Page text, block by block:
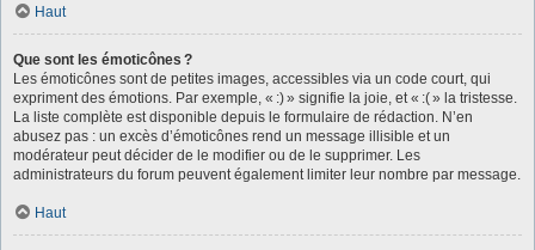
Haut
Que sont les émoticônes ?
Les émoticônes sont de petites images, accessibles via un code court, qui
expriment des émotions. Par exemple, « :) » signifie la joie, et « :( » la tristesse.
La liste complète est disponible depuis le formulaire de rédaction. N’en
abusez pas : un excès d’émoticônes rend un message illisible et un
modérateur peut décider de le modifier ou de le supprimer. Les
administrateurs du forum peuvent également limiter leur nombre par message.
Haut